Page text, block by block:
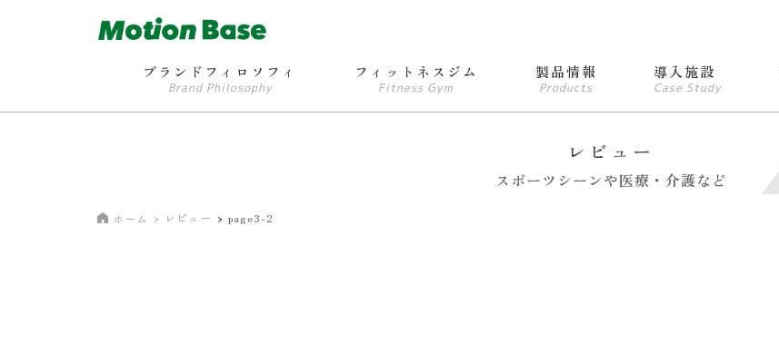
ブランドフィロソフィ
Brand Philosophy
フィットネスジム
Fitness Gym
製品情報
Products
導入施設
Case Study
レビュー
スポーツシーンや医療・介護など
ホーム レビュー page3-2